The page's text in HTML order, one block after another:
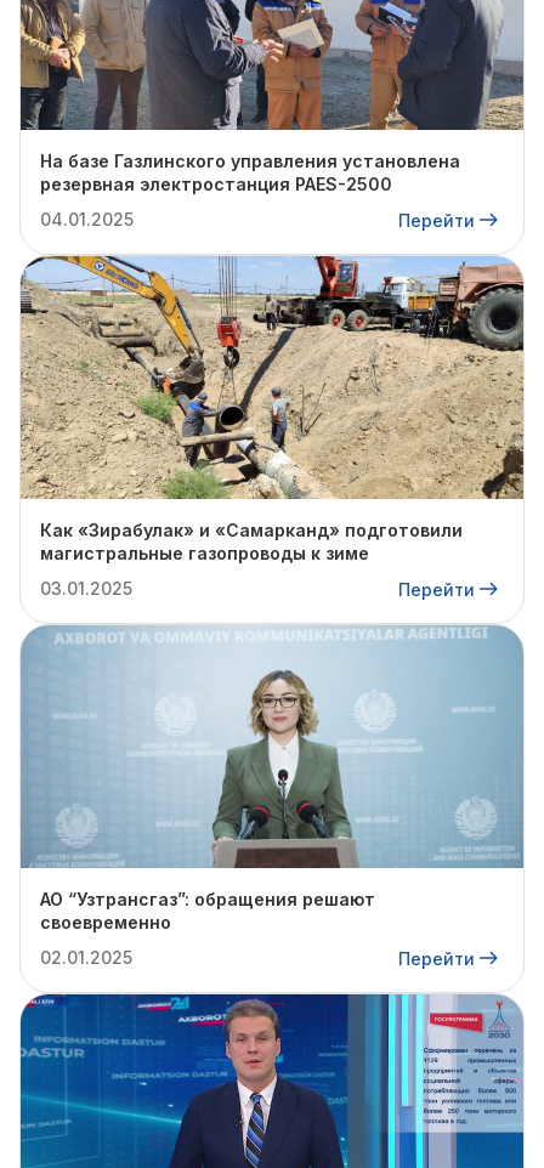
На базе Газлинского управления установлена
резервная электростанция PAES-2500
04.01.2025
Перейти
Как «Зирабулак» и «Самарканд» подготовили
магистральные газопроводы к зиме
03.01.2025
Перейти
АО “Узтрансгаз”: обращения решают
своевременно
02.01.2025
Перейти